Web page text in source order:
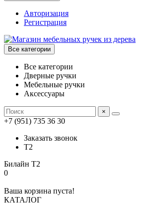
Авторизация
Регистрация
Все категории
Все категории
Дверные ручки
Мебельные ручки
Аксессуары
×
+7 (951) 735 36 30
Заказать звонок
Т2
Билайн Т2
0
Ваша корзина пуста!
КАТАЛОГ